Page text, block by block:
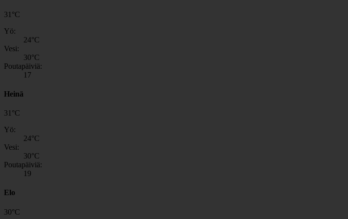
31 °C
Yö:
24°C
Vesi:
30°C
Poutapäiviä:
17
Heinä
31 °C
Yö:
24°C
Vesi:
30°C
Poutapäiviä:
19
Elo
30°C